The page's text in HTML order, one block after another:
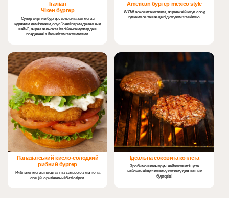
Італіан
Чікен бургер
Супер сирний бургер: соковита котлета з
курячим демігласом, соус "онлі пармеджано енд
вайн", сирна сальса та італійська мустарда в
поєднанні з базилітом та томатами.
American бургер mexico style
WOW соковита котлета, справжній коул-слоу,
гуакамоле та все це під соусом з текілою.
Паназіатський кисло-солодкий
рибний бургер
Рибна котлета в поєднанні з сальсою з манго та
спецій: оригінальні биті огірки.
Ідеальна соковита котлета
Зробимо власноруч найсоковитішу та
найсмачнішу яловичу котлету для ваших
бургерів!